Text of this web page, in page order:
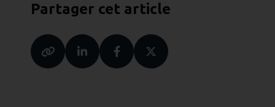
Partager cet article